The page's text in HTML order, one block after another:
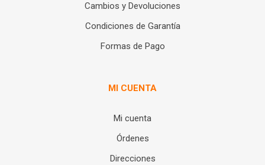
Cambios y Devoluciones
Condiciones de Garantía
Formas de Pago
MI CUENTA
Mi cuenta
Órdenes
Direcciones